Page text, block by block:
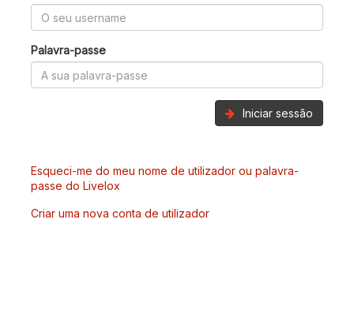
Palavra-passe
Iniciar sessão
Esqueci-me do meu nome de utilizador ou palavra-
passe do Livelox
Criar uma nova conta de utilizador